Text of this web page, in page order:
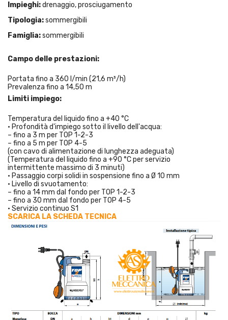
Impieghi:drenaggio, prosciugamento
Tipologia:sommergibili
Famiglia:sommergibili
Campo delle prestazioni:
Portata fino a 360 l/min (21,6 m³/h)
Prevalenza fino a 14,50 m
Limiti impiego:
Temperatura del liquido fino a +40 °C
• Profondità d'impiego sotto il livello dell'acqua:
– fino a 3 m per TOP 1-2-3
– fino a 5 m per TOP 4-5
(con cavo di alimentazione di lunghezza adeguata)
(Temperatura del liquido fino a +90 °C per servizio
intermittente massimo di 3 minuti)
• Passaggio corpi solidi in sospensione fino a Ø 10 mm
• Livello di svuotamento:
– fino a 14 mm dal fondo per TOP 1-2-3
– fino a 30 mm dal fondo per TOP 4-5
• Servizio continuo S1
SCARICA LA SCHEDA TECNICA